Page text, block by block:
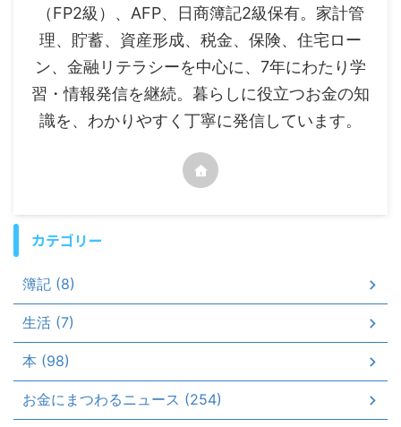
（FP2級）、AFP、日商簿記2級保有。家計管
理、貯蓄、資産形成、税金、保険、住宅ロー
ン、金融リテラシーを中心に、7年にわたり学
習・情報発信を継続。暮らしに役立つお金の知
識を、わかりやすく丁寧に発信しています。
カテゴリー
簿記 (8)
生活 (7)
本 (98)
お金にまつわるニュース (254)